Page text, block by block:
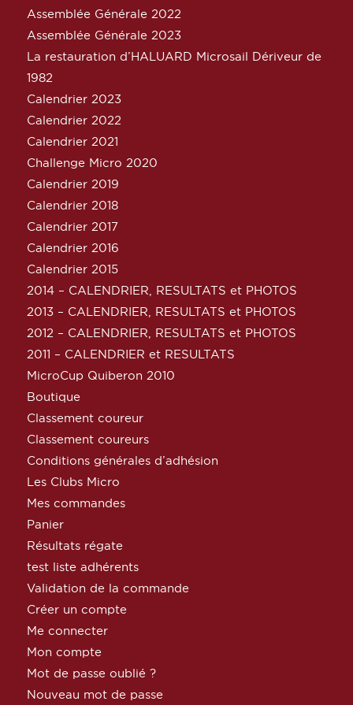
Assemblée Générale 2022
Assemblée Générale 2023
La restauration d’HALUARD Microsail Dériveur de
1982
Calendrier 2023
Calendrier 2022
Calendrier 2021
Challenge Micro 2020
Calendrier 2019
Calendrier 2018
Calendrier 2017
Calendrier 2016
Calendrier 2015
2014 – CALENDRIER, RESULTATS et PHOTOS
2013 – CALENDRIER, RESULTATS et PHOTOS
2012 – CALENDRIER, RESULTATS et PHOTOS
2011 – CALENDRIER et RESULTATS
MicroCup Quiberon 2010
Boutique
Classement coureur
Classement coureurs
Conditions générales d’adhésion
Les Clubs Micro
Mes commandes
Panier
Résultats régate
test liste adhérents
Validation de la commande
Créer un compte
Me connecter
Mon compte
Mot de passe oublié ?
Nouveau mot de passe